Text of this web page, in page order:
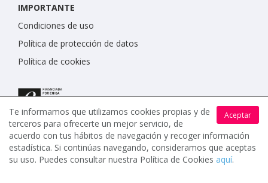
IMPORTANTE
Condiciones de uso
Política de protección de datos
Política de cookies
Aceptar
Te informamos que utilizamos cookies propias y de
terceros para ofrecerte un mejor servicio, de
acuerdo con tus hábitos de navegación y recoger información
estadística. Si continúas navegando, consideramos que aceptas
su uso. Puedes consultar nuestra Política de Cookies aquí.